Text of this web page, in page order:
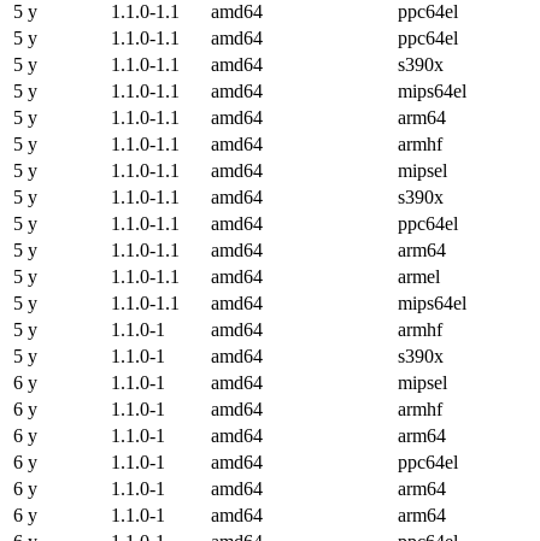
5 y
1.1.0-1.1 amd64
ppc64el
5 y
1.1.0-1.1 amd64
ppc64el
5 y
1.1.0-1.1 amd64
s390x
5 y
1.1.0-1.1 amd64
mips64el
5 y
1.1.0-1.1 amd64
arm64
5 y
1.1.0-1.1 amd64
armhf
5 y
1.1.0-1.1 amd64
mipsel
5 y
1.1.0-1.1 amd64
s390x
5 y
1.1.0-1.1 amd64
ppc64el
5 y
1.1.0-1.1 amd64
arm64
5 y
1.1.0-1.1 amd64
armel
5 y
1.1.0-1.1 amd64
mips64el
5 y
1.1.0-1 amd64
armhf
5 y
1.1.0-1 amd64
s390x
6 y
1.1.0-1 amd64
mipsel
6 y
1.1.0-1 amd64
armhf
6 y
1.1.0-1 amd64
arm64
6 y
1.1.0-1 amd64
ppc64el
6 y
1.1.0-1 amd64
arm64
6 y
1.1.0-1 amd64
arm64